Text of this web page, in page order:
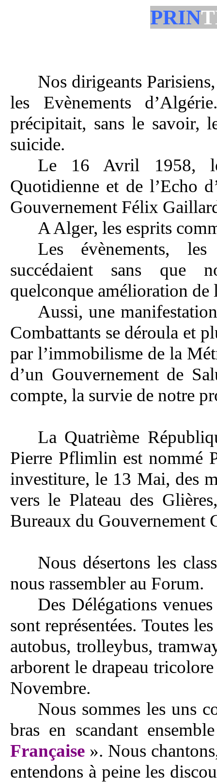
PRIN
Nos dirigeants
les Evènements
précipitait, sans le savoir,
suicide.
Le 16 Avril 1958,
Quotidienne et de l’Echo
Gouvernement Félix
A Alger, les esprits
Les évènements,
succédaient sans que
quelconque amélioration de
Aussi, une
Combattants se déroula et
par l’immobilisme de la
d’un Gouvernement de
compte, la survie de notre
La Quatrième
Pierre Pflimlin est nommé
investiture, le 13 Mai, des
vers le Plateau des
Bureaux du Gouvernement
Nous désertons les
nous rassembler au Forum.
Des Délégations
sont représentées. Toutes
autobus, trolleybus,
arborent le drapeau
Novembre.
Nous sommes les uns
bras en scandant
Française ». Nous
entendons à peine les